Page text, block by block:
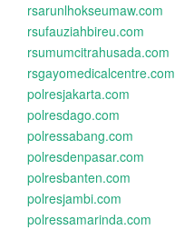
rsarunlhokseumaw.com
rsufauziahbireu.com
rsumumcitrahusada.com
rsgayomedicalcentre.com
polresjakarta.com
polresdago.com
polressabang.com
polresdenpasar.com
polresbanten.com
polresjambi.com
polressamarinda.com